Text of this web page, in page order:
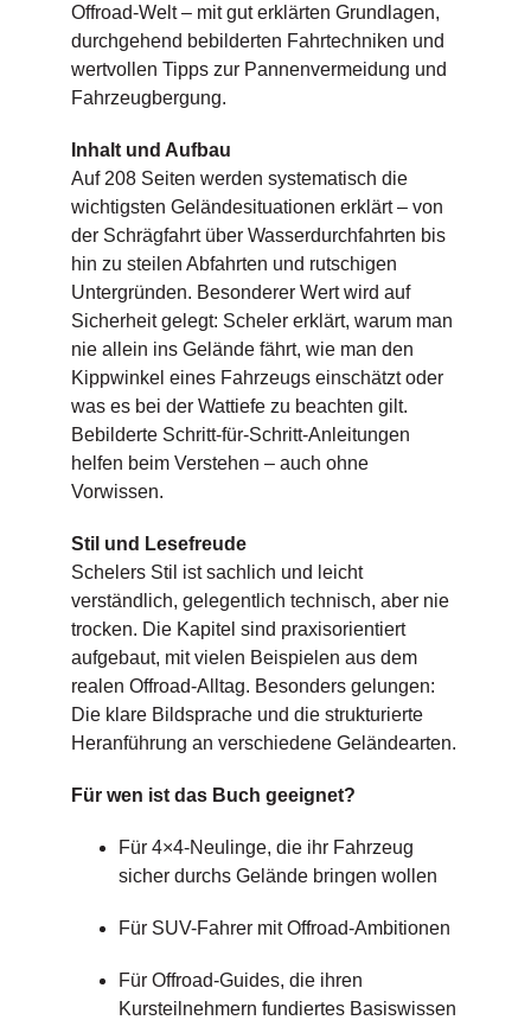
Offroad-Welt – mit gut erklärten Grundlagen,
durchgehend bebilderten Fahrtechniken und
wertvollen Tipps zur Pannenvermeidung und
Fahrzeugbergung.
Inhalt und Aufbau
Auf 208 Seiten werden systematisch die
wichtigsten Geländesituationen erklärt – von
der Schrägfahrt über Wasserdurchfahrten bis
hin zu steilen Abfahrten und rutschigen
Untergründen. Besonderer Wert wird auf
Sicherheit gelegt: Scheler erklärt, warum man
nie allein ins Gelände fährt, wie man den
Kippwinkel eines Fahrzeugs einschätzt oder
was es bei der Wattiefe zu beachten gilt.
Bebilderte Schritt-für-Schritt-Anleitungen
helfen beim Verstehen – auch ohne
Vorwissen.
Stil und Lesefreude
Schelers Stil ist sachlich und leicht
verständlich, gelegentlich technisch, aber nie
trocken. Die Kapitel sind praxisorientiert
aufgebaut, mit vielen Beispielen aus dem
realen Offroad-Alltag. Besonders gelungen:
Die klare Bildsprache und die strukturierte
Heranführung an verschiedene Geländearten.
Für wen ist das Buch geeignet?
Für 4×4-Neulinge, die ihr Fahrzeug
sicher durchs Gelände bringen wollen
Für SUV-Fahrer mit Offroad-Ambitionen
Für Offroad-Guides, die ihren
Kursteilnehmern fundiertes Basiswissen